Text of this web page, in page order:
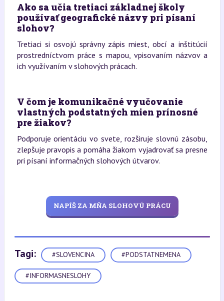
Ako sa učia tretiaci základnej školy
používať geografické názvy pri písaní
slohov?
Tretiaci si osvojú správny zápis miest, obcí a inštitúcií
prostredníctvom práce s mapou, vpisovaním názvov a
ich využívaním v slohových prácach.
V čom je komunikačné vyučovanie
vlastných podstatných mien prínosné
pre žiakov?
Podporuje orientáciu vo svete, rozširuje slovnú zásobu,
zlepšuje pravopis a pomáha žiakom vyjadrovať sa presne
pri písaní informačných slohových útvarov.
NAPÍŠ ZA MŇA SLOHOVÚ PRÁCU
Tagi: #SLOVENCINA #PODSTATNEMENA
#INFORMASNESLOHY